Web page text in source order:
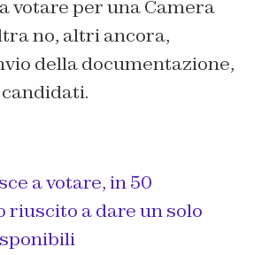
votare per una Camera
no, altri ancora,
della documentazione,
a votare, in 50
riuscito a dare un solo